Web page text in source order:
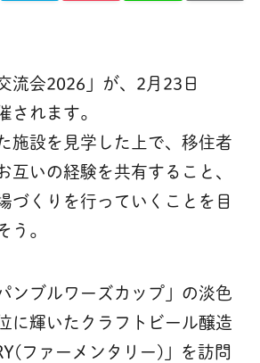
流会2026」が、2月23日
されます。
施設を見学した上で、移住者
互いの経験を共有すること、
づくりを行っていくことを目
う。
ンブルワーズカップ」の淡色
に輝いたクラフトビール醸造
ファーメンタリー)」を訪問